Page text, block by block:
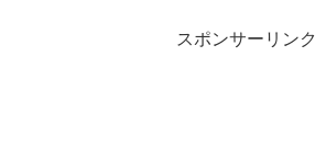
スポンサーリンク